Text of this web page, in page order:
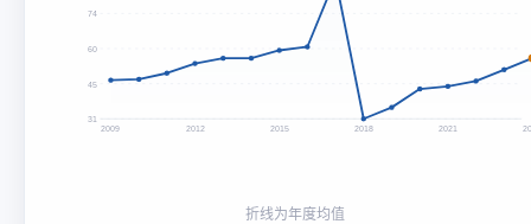
74
60
45
31
2009 2012 2015 2018 2021
折线为年度均值